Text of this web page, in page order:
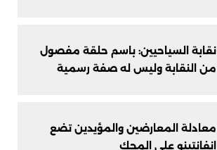
نقابة السياحيين: باسم حلقة مفصول
من النقابة وليس له صفة رسمية
معادلة المعارضين والمؤيدين تضع
إنفانتينو على المحك